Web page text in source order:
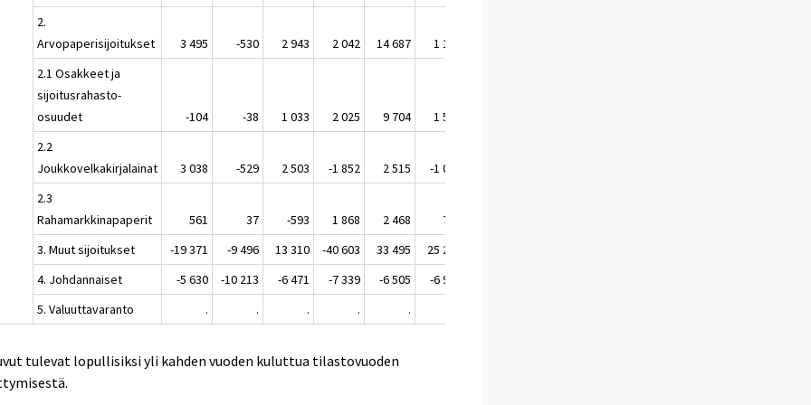
2.
Arvopaperisijoitukset
3 495 -530 2 943 2 042 14 687
1 186
2.1 Osakkeet ja
sijoitusrahasto-
osuudet
-104 -38 1 033 2 025 9 704
1 533
2.2
Joukkovelkakirjalainat
3 038 -529 2 503 -1 852 2 515
-1 062
2.3
Rahamarkkinapaperit
561 37 -593 1 868 2 468
716
3. Muut sijoitukset
-19 371 -9 496 13 310 -40 603 33 495
25 248
4. Johdannaiset
-5 630 -10 213 -6 471 -7 339 -6 505
-6 954
5. Valuuttavaranto
. . . . .
tulevat lopullisiksi yli kahden vuoden kuluttua tilastovuoden